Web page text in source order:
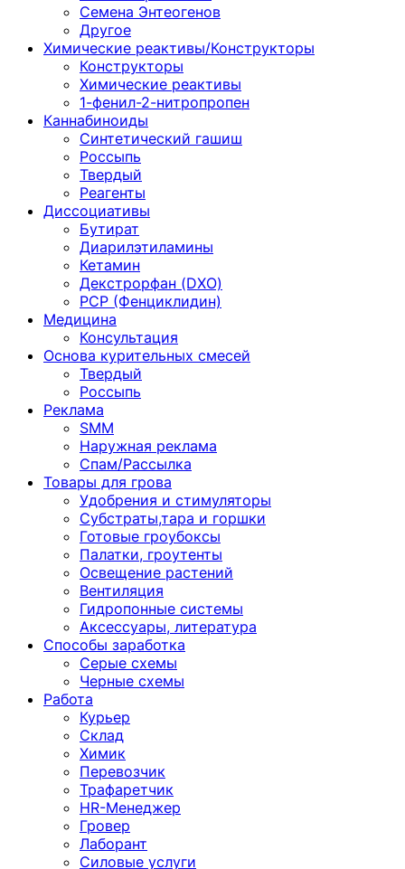
Семена Энтеогенов
Другое
Химические реактивы/Конструкторы
Конструкторы
Химические реактивы
1-фенил-2-нитропропен
Каннабиноиды
Синтетический гашиш
Россыпь
Твердый
Реагенты
Диссоциативы
Бутират
Диарилэтиламины
Кетамин
Декстрорфан (DXO)
PCP (Фенциклидин)
Медицина
Консультация
Основа курительных смесей
Твердый
Россыпь
Реклама
SMM
Наружная реклама
Спам/Рассылка
Товары для грова
Удобрения и стимуляторы
Субстраты,тара и горшки
Готовые гроубоксы
Палатки, гроутенты
Освещение растений
Вентиляция
Гидропонные системы
Аксессуары, литература
Способы заработка
Серые схемы
Черные схемы
Работа
Курьер
Склад
Химик
Перевозчик
Трафаретчик
HR-Менеджер
Гровер
Лаборант
Силовые услуги